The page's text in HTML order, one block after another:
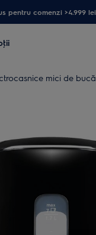
pentru comenzi >4.999 lei
mici de